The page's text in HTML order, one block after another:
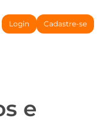
Login Cadastre-se
e